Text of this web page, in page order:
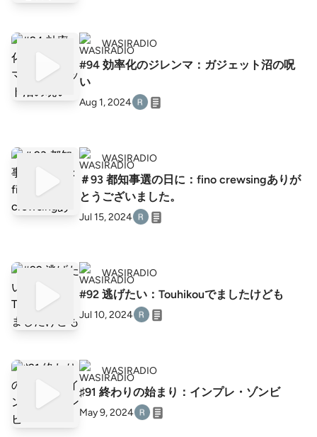
WASIRADIO
#94 効率化のジレンマ：ガジェット沼の呪
い
Aug 1, 2024
WASIRADIO
＃93 都知事選の日に：fino crewsingありが
とうございました。
Jul 15, 2024
WASIRADIO
#92 逃げたい：Touhikouでましたけども
Jul 10, 2024
WASIRADIO
♯91 終わりの始まり：インプレ・ゾンビ
May 9, 2024